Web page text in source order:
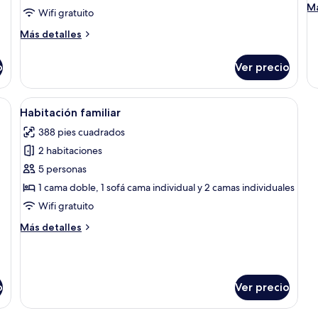
2
camas
Wifi gratuito
Más detalles
Más
estándar
con
2
individuales
Ver precio
cama, una mesita, una silla, un armario y un espejo.
Abrir
todas
las
fotos
de
Habitación
familiar
Una habitación con dos camas, cada
3
Habitación familiar
388 pies cuadrados
2 habitaciones
5 personas
1 cama doble, 1 sofá cama individual y 2 camas individuales
Wifi gratuito
Más detalles
Más
Ver precio